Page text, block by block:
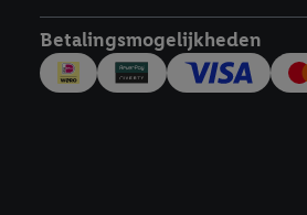
Betalingsmogelijkheden